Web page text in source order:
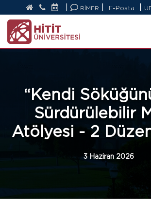
RİMER E-Posta
“Kendi
Sürdürülebilir
Atölyesi - 2
3 Haziran 2026